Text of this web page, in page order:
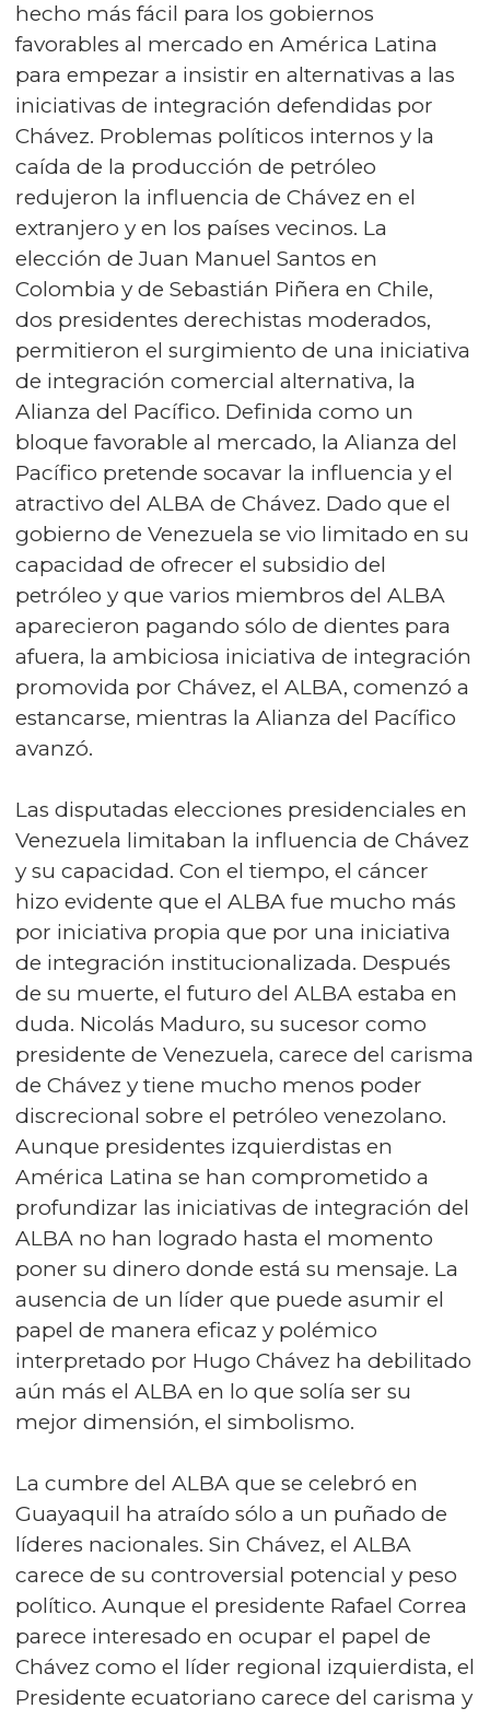
hecho más fácil para los gobiernos
favorables al mercado en América Latina
para empezar a insistir en alternativas a las
iniciativas de integración defendidas por
Chávez. Problemas políticos internos y la
caída de la producción de petróleo
redujeron la influencia de Chávez en el
extranjero y en los países vecinos. La
elección de Juan Manuel Santos en
Colombia y de Sebastián Piñera en Chile,
dos presidentes derechistas moderados,
permitieron el surgimiento de una iniciativa
de integración comercial alternativa, la
Alianza del Pacífico. Definida como un
bloque favorable al mercado, la Alianza del
Pacífico pretende socavar la influencia y el
atractivo del ALBA de Chávez. Dado que el
gobierno de Venezuela se vio limitado en su
capacidad de ofrecer el subsidio del
petróleo y que varios miembros del ALBA
aparecieron pagando sólo de dientes para
afuera, la ambiciosa iniciativa de integración
promovida por Chávez, el ALBA, comenzó a
estancarse, mientras la Alianza del Pacífico
avanzó.
Las disputadas elecciones presidenciales en
Venezuela limitaban la influencia de Chávez
y su capacidad. Con el tiempo, el cáncer
hizo evidente que el ALBA fue mucho más
por iniciativa propia que por una iniciativa
de integración institucionalizada. Después
de su muerte, el futuro del ALBA estaba en
duda. Nicolás Maduro, su sucesor como
presidente de Venezuela, carece del carisma
de Chávez y tiene mucho menos poder
discrecional sobre el petróleo venezolano.
Aunque presidentes izquierdistas en
América Latina se han comprometido a
profundizar las iniciativas de integración del
ALBA no han logrado hasta el momento
poner su dinero donde está su mensaje. La
ausencia de un líder que puede asumir el
papel de manera eficaz y polémico
interpretado por Hugo Chávez ha debilitado
aún más el ALBA en lo que solía ser su
mejor dimensión, el simbolismo.
La cumbre del ALBA que se celebró en
Guayaquil ha atraído sólo a un puñado de
líderes nacionales. Sin Chávez, el ALBA
carece de su controversial potencial y peso
político. Aunque el presidente Rafael Correa
parece interesado en ocupar el papel de
Chávez como el líder regional izquierdista, el
Presidente ecuatoriano carece del carisma y